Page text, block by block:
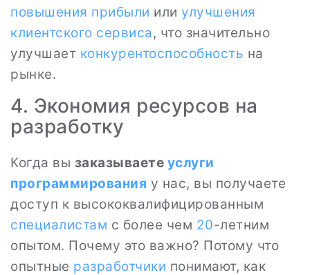
повышения прибыли или улучшения
клиентского сервиса, что значительно
улучшает конкурентоспособность на
рынке.
4. Экономия ресурсов на
разработку
Когда вы заказываете услуги
программирования у нас, вы получаете
доступ к высококвалифицированным
специалистам с более чем 20-летним
опытом. Почему это важно? Потому что
опытные разработчики понимают, как